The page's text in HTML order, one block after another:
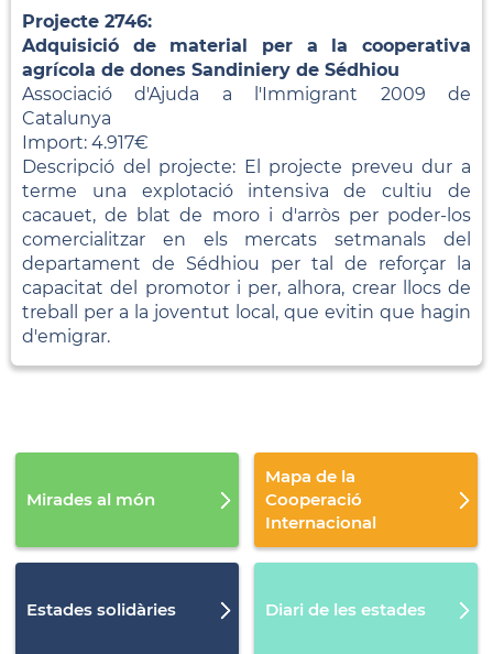
Projecte 2746:
Adquisició de material per a la cooperativa
agrícola de dones Sandiniery de Sédhiou
Associació d'Ajuda a l'Immigrant 2009 de
Catalunya
Import: 4.917€
Descripció del projecte: El projecte preveu dur a
terme una explotació intensiva de cultiu de
cacauet, de blat de moro i d'arròs per poder-los
comercialitzar en els mercats setmanals del
departament de Sédhiou per tal de reforçar la
capacitat del promotor i per, alhora, crear llocs de
treball per a la joventut local, que evitin que hagin
d'emigrar.
Mirades al món
Mapa de la
Cooperació
Internacional
Estades solidàries Diari de les estades